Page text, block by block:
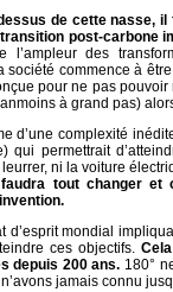
de cette nasse,
post-carbone
l’ampleur des
société commence à
pour ne pas
à grand pas)
d’une complexité
qui permettrait
ni la voiture
faudra tout changer
d’esprit mondial
ces objectifs.
depuis 200 ans. 180°
jamais connu